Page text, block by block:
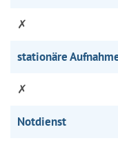
✗
stationäre
✗
Notdienst